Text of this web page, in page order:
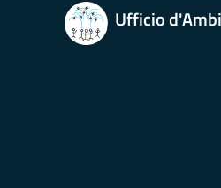
Ufficio